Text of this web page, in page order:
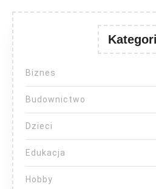
Biznes
Budownictwo
Dzieci
Edukacja
Hobby